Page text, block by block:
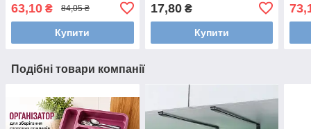
63,10 ₴ 84,05 ₴
Купити
17,80₴
Купити
Подібні товари компанії